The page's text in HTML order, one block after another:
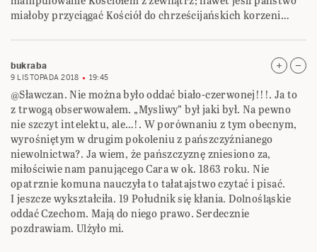
miałoby przyciągać Kościół do chrześcijańskich korzeni…
bukraba
9 LISTOPADA 2018 19:45
@Sławczan. Nie można było oddać biało-czerwonej!!!. Ja to
z trwogą obserwowałem. „Mysliwy” był jaki był. Na pewno
nie szczyt intelektu, ale…!. W porównaniu z tym obecnym,
wyrośniętym w drugim pokoleniu z pańszczyźnianego
niewolnictwa?. Ja wiem, że pańszczyznę zniesiono za,
miłościwie nam panującego Cara w ok. 1863 roku. Nie
opatrznie komuna nauczyła to tałatajstwo czytać i pisać.
I jeszcze wykształciła. 19 Południk się kłania. Dolnośląskie
oddać Czechom. Mają do niego prawo. Serdecznie
pozdrawiam. Ulżyło mi.